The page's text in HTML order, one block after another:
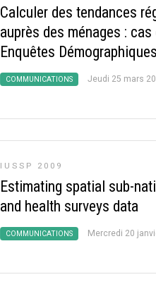
Calculer des tendances
auprès des ménages :
Enquêtes
COMMUNICATIONS Jeudi 25 mars
IUSSP 2009
Estimating spatial sub-
and health surveys data
COMMUNICATIONS Mercredi 20